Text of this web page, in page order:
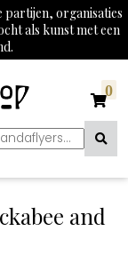
partijen, organisaties
als kunst met een
0
and